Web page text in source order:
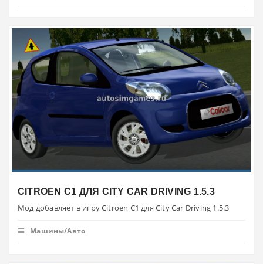
CITROEN C1 ДЛЯ CITY CAR DRIVING 1.5.3
Мод добавляет в игру Citroen C1 для City Car Driving 1.5.3
Машины/Авто